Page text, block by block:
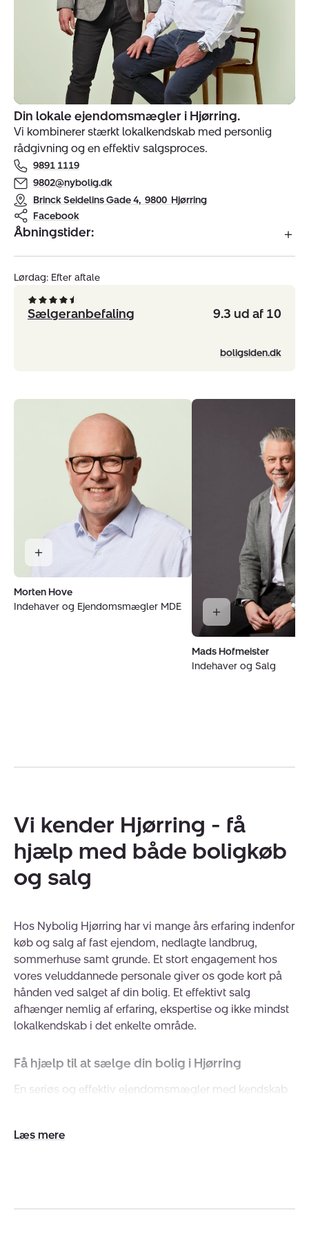
Indehavere
af
ejendomsmægler
Nybolig
Hjørring
Din lokale ejendomsmægler i Hjørring.
Vi kombinerer stærkt lokalkendskab med personlig
rådgivning og en effektiv salgsproces.
9891 1119
9802@nybolig.dk
Brinck Seidelins Gade 4, 9800 Hjørring
Facebook
Åbningstider:
Lørdag: Efter aftale
Sælgeranbefaling 9.3 ud af 10
boligsiden.dk
Morten Hove
Indehaver og Ejendomsmægler MDE
Mads Hofmeister
Indehaver og Salg
Vi kender Hjørring - få
hjælp med både boligkøb
og salg
Hos Nybolig Hjørring har vi mange års erfaring indenfor
køb og salg af fast ejendom, nedlagte landbrug,
sommerhuse samt grunde. Et stort engagement hos
vores veluddannede personale giver os gode kort på
hånden ved salget af din bolig. Et effektivt salg
afhænger nemlig af erfaring, ekspertise og ikke mindst
lokalkendskab i det enkelte område.
Få hjælp til at sælge din bolig i Hjørring
En seriøs og effektiv ejendomsmægler med kendskab
Hjørring og omegn kan sælges for.